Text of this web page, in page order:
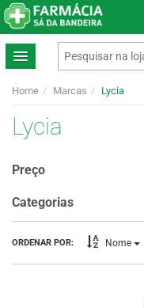
Home Marcas Lycia
Lycia
Preço
Categorias
ORDENAR POR: Nome